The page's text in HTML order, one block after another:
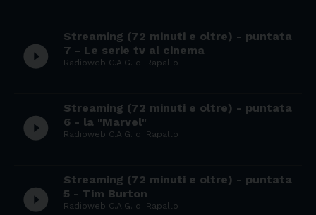
play_circle_filled
Streaming (72 minuti e oltre) - puntata
7 - Le serie tv al cinema
Radioweb C.A.G. di Rapallo
play_circle_filled
Streaming (72 minuti e oltre) - puntata
6 - la "Marvel"
Radioweb C.A.G. di Rapallo
play_circle_filled
Streaming (72 minuti e oltre) - puntata
5 - Tim Burton
Radioweb C.A.G. di Rapallo